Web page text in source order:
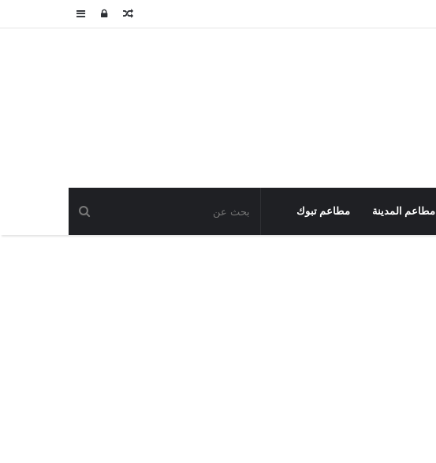
عمودتسجيلمقال
مطاعم المدينة مطاعم تبوك